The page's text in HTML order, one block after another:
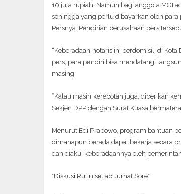
10 juta rupiah. Namun bagi anggota MOI
sehingga yang perlu dibayarkan oleh
Persnya. Pendirian perusahaan pers
“Keberadaan notaris ini berdomisili di
pers, para pendiri bisa mendatangi
masing.
“Kalau masih kerepotan juga, diberikan
Sekjen DPP dengan Surat Kuasa
Menurut Edi Prabowo, program bantuan
dimanapun berada dapat bekerja secara
dan diakui keberadaannya oleh
*Diskusi Rutin setiap Jumat Sore*